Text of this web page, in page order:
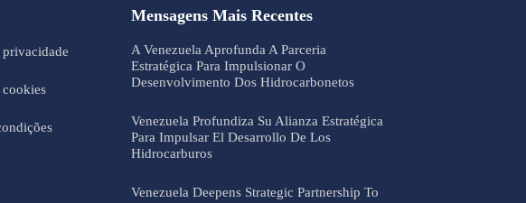
Mensagens Mais Recentes
A Venezuela Aprofunda A Parceria
Estratégica Para Impulsionar O
Desenvolvimento Dos Hidrocarbonetos
Venezuela Profundiza Su Alianza Estratégica
Para Impulsar El Desarrollo De Los
Hidrocarburos
Venezuela Deepens Strategic Partnership To